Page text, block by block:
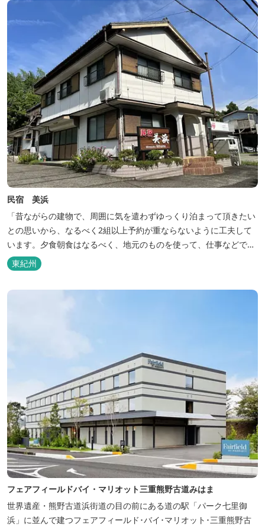
民宿 美浜
「昔ながらの建物で、周囲に気を遣わずゆっくり泊まって頂きたい
との思いから、なるべく2組以上予約が重ならないように工夫して
います。夕食朝食はなるべく、地元のものを使って、仕事などで連
泊の方には日替わりでご用意します。」オーナー様談。もし重なっ
た場合は、ごめんなさい。
東紀州
フェアフィールドバイ・マリオット三重熊野古道みはま
世界遺産・熊野古道浜街道の目の前にある道の駅「パーク七里御
浜」に並んで建つフェアフィールド･バイ･マリオット･三重熊野古